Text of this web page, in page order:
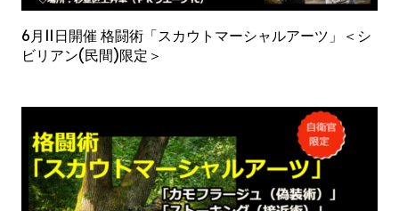
6月11日開催 格闘術「スカウトマーシャルアーツ」＜シ
ビリアン(民間)限定＞